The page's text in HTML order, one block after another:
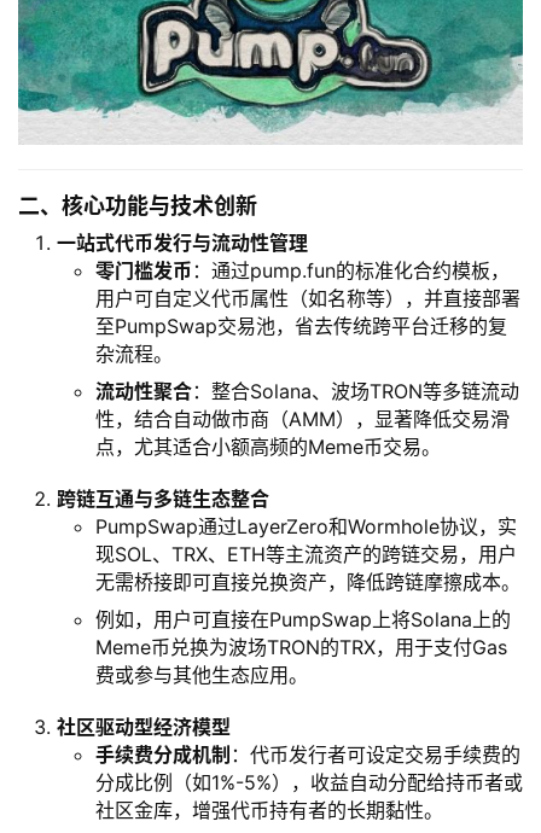
二、核心功能与技术创新
一站式代币发行与流动性管理
零门槛发币 ：通过pump.fun的标准化合约模板，
用户可自定义代币属性（如名称等），并直接部署
至PumpSwap交易池，省去传统跨平台迁移的复
杂流程。
流动性聚合：整合Solana、波场TRON等多链流动
性，结合自动做市商（AMM），显著降低交易滑
点，尤其适合小额高频的Meme币交易。
跨链互通与多链生态整合
PumpSwap通过LayerZero和Wormhole协议，实
现SOL、TRX、ETH等主流资产的跨链交易，用户
无需桥接即可直接兑换资产，降低跨链摩擦成本。
例如，用户可直接在PumpSwap上将Solana上的
Meme币兑换为波场TRON的TRX，用于支付Gas
费或参与其他生态应用。
社区驱动型经济模型
手续费分成机制 ：代币发行者可设定交易手续费的
分成比例（如1%-5%），收益自动分配给持币者或
社区金库，增强代币持有者的长期黏性。